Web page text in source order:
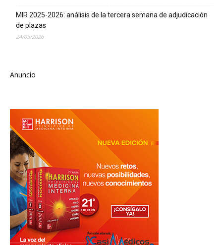
MIR 2025-2026: análisis de la tercera semana de adjudicación
de plazas
24/05/2026
Anuncio